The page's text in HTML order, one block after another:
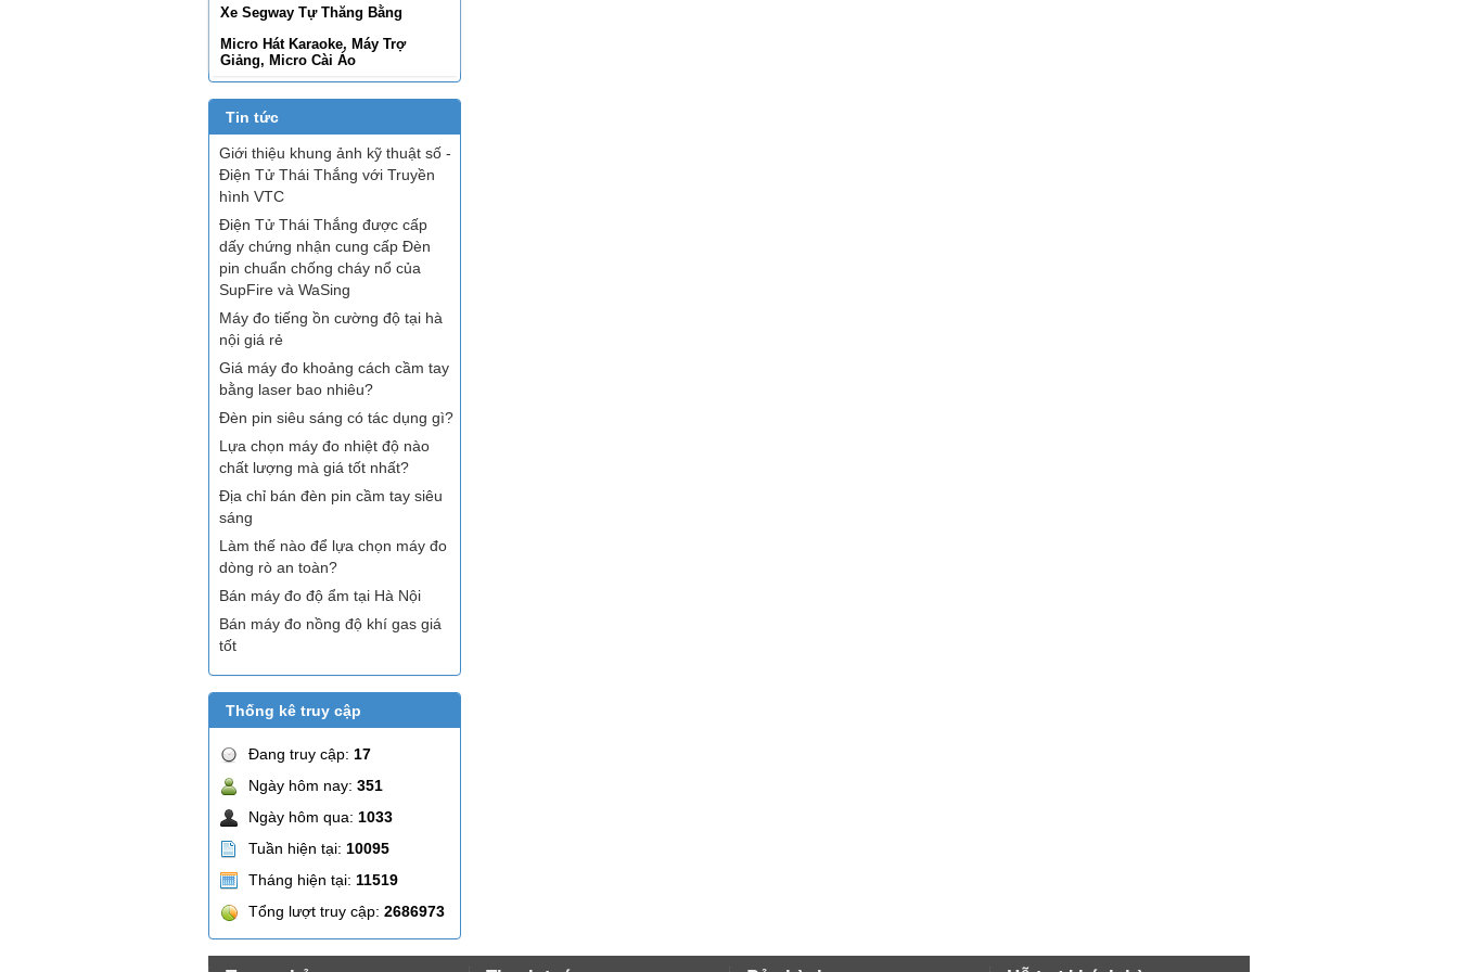
Xe Segway Tự Thăng Bằng
Micro Hát Karaoke, Máy Trợ
Giảng, Micro Cài Áo
Tin tức
Giới thiệu khung ảnh kỹ thuật số -
Điện Tử Thái Thắng với Truyền
hình VTC
Điện Tử Thái Thắng được cấp
dấy chứng nhận cung cấp Đèn
pin chuẩn chống cháy nổ của
SupFire và WaSing
Máy đo tiếng ồn cường độ tại hà
nội giá rẻ
Giá máy đo khoảng cách cầm tay
bằng laser bao nhiêu?
Đèn pin siêu sáng có tác dụng gì?
Lựa chọn máy đo nhiệt độ nào
chất lượng mà giá tốt nhất?
Địa chỉ bán đèn pin cầm tay siêu
sáng
Làm thế nào để lựa chọn máy đo
dòng rò an toàn?
Bán máy đo độ ẩm tại Hà Nội
Bán máy đo nồng độ khí gas giá
tốt
Thống kê truy cập
Đang truy cập: 17
Ngày hôm nay: 351
Ngày hôm qua: 1033
Tuần hiện tại: 10095
Tháng hiện tại: 11519
Tổng lượt truy cập: 2686973